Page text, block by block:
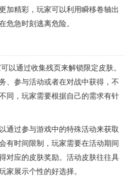
加精彩，玩家可以利用瞬移卷轴出
危急时刻逃离危险。
以通过收集残页来解锁限定皮肤。
、参与活动或者在对战中获得，不
同，玩家需要根据自己的需求有针
通过参与游戏中的特殊活动来获取
有时间限制，玩家需要在活动期间
对应的皮肤奖励。活动皮肤往往具
家展示个性的好选择。